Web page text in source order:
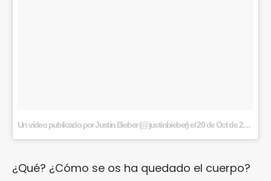
Un vídeo publicado por Justin Bieber (@justinbieber)el20 de Oct de 2015 a la(s) 2:46 PDT
¿Qué? ¿Cómo se os ha quedado el cuerpo?